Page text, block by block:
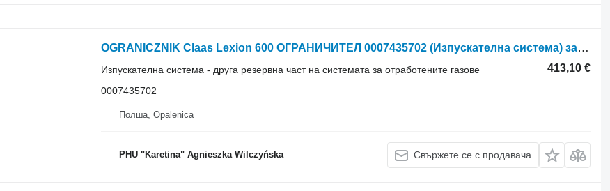
OGRANICZNIK Claas Lexion 600 ОГРАНИЧИТЕЛ 0007435702 (Изпускателна система) за зърнокомбайн Claas Lexion 600
413,10 €
Изпускателна система - друга резервна част на системата за отработените газове
0007435702
Полша, Opalenica
PHU "Karetina" Agnieszka Wilczyńska Свържете се с продавача